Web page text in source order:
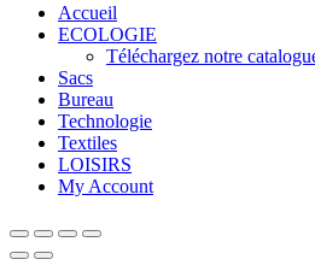
Accueil
ECOLOGIE
Téléchargez notre
Sacs
Bureau
Technologie
Textiles
LOISIRS
My Account